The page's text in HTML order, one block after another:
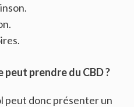
prendre du CBD ?
peut donc présenter un